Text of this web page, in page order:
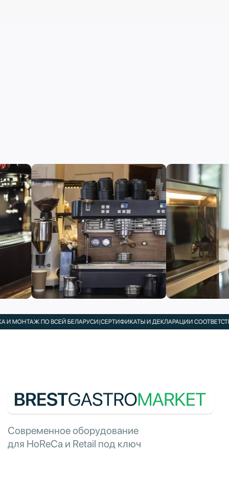
МОНТАЖ ПО ВСЕЙ БЕЛАРУСИ|СЕРТИФИКАТЫ И ДЕКЛАРАЦИИ
Современное оборудование
для HoReCa и Retail под ключ